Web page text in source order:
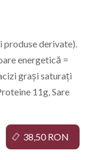
derivate).
energetică =
grași saturați
11g, Sare